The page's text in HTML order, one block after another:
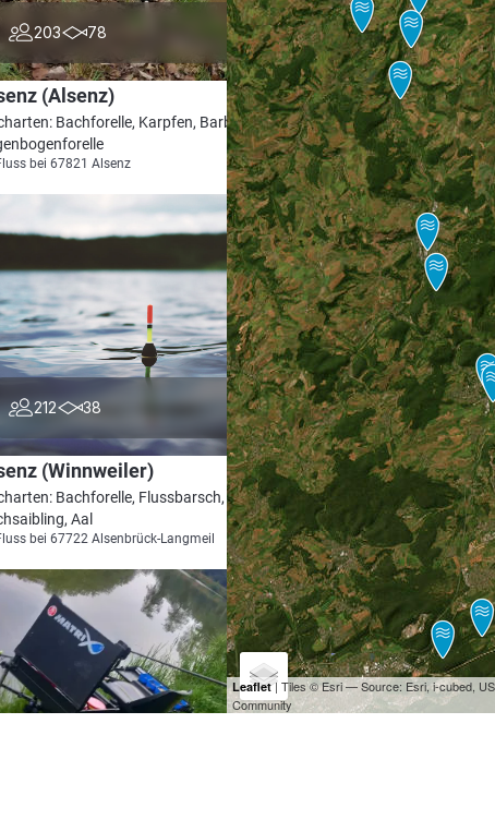
203 78 4.6
(Alsenz)
Bachforelle, Karpfen, Barbe, Aal,
bei 67821 Alsenz
212 38 4.4
(Winnweiler)
Bachforelle, Flussbarsch, Döbel,
Aal
bei 67722 Alsenbrück-Langmeil
Leaflet| Tiles © Esri — Source: Esri, i-cubed,
Community